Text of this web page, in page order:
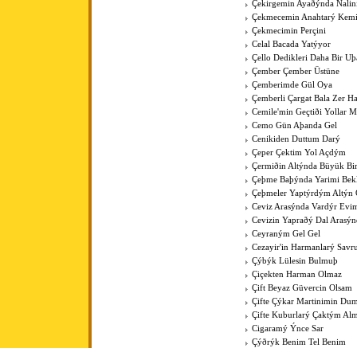
Çekirgemin Ayaðýnda
Çekmecemin Anahtarý
Çekmecimin Perçini
Celal Bacada Yatýyor
Çello Dedikleri Daha Bir
Çember Çember Üstüne
Çemberimde Gül Oya
Çemberli Çargat Bala Zer
Cemile'min Geçtiði Yollar
Cemo Gün Aþanda Gel
Cenikiden Duttum Darý
Çeper Çektim Yol Açdým
Çermiðin Altýnda Büyük
Çeþme Baþýnda Yarimi
Çeþmeler Yaptýrdým Altýn
Ceviz Arasýnda Vardýr
Cevizin Yapraðý Dal
Ceyraným Gel Gel
Cezayir'in Harmanlarý
Çýbýk Lülesin Bulmuþ
Çiçekten Harman Olmaz
Çift Beyaz Güvercin Olsam
Çifte Çýkar Martinimin
Çifte Kuburlarý Çaktým
Cigaramý Ýnce Sar
Çýðrýk Benim Tel Benim